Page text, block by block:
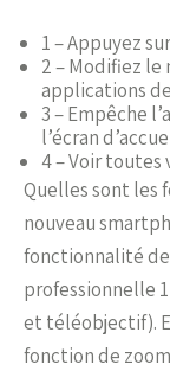
1 – Appuyez
2 – Modifiez
applications
3 – Empêche
l’écran
4 – Voir toutes
Quelles sont les
nouveau
fonctionnalité
professionnelle
et téléobjectif).
fonction de